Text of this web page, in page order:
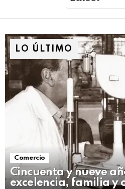
LO ÚLTIMO
Comercio
Cincuenta y nueve
excelencia, familia y